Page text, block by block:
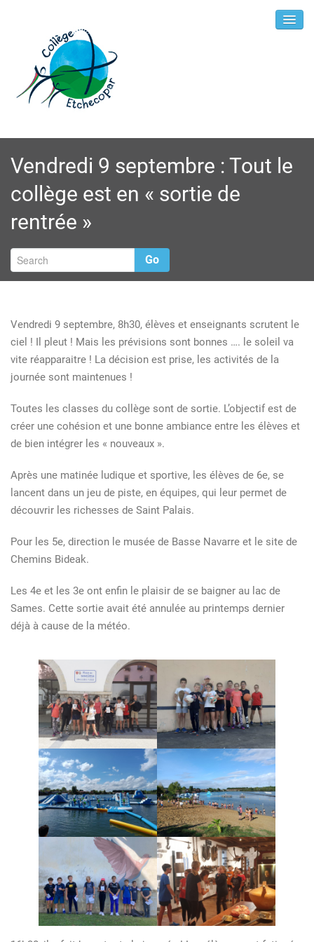
Vendredi 9 septembre : Tout le
collège est en « sortie de
rentrée »
Go
Vendredi 9 septembre, 8h30, élèves et enseignants scrutent le
ciel ! Il pleut ! Mais les prévisions sont bonnes …. le soleil va
vite réapparaitre ! La décision est prise, les activités de la
journée sont maintenues !
Toutes les classes du collège sont de sortie. L’objectif est de
créer une cohésion et une bonne ambiance entre les élèves et
de bien intégrer les « nouveaux ».
Après une matinée ludique et sportive, les élèves de 6e, se
lancent dans un jeu de piste, en équipes, qui leur permet de
découvrir les richesses de Saint Palais.
Pour les 5e, direction le musée de Basse Navarre et le site de
Chemins Bideak.
Les 4e et les 3e ont enfin le plaisir de se baigner au lac de
Sames. Cette sortie avait été annulée au printemps dernier
déjà à cause de la météo.